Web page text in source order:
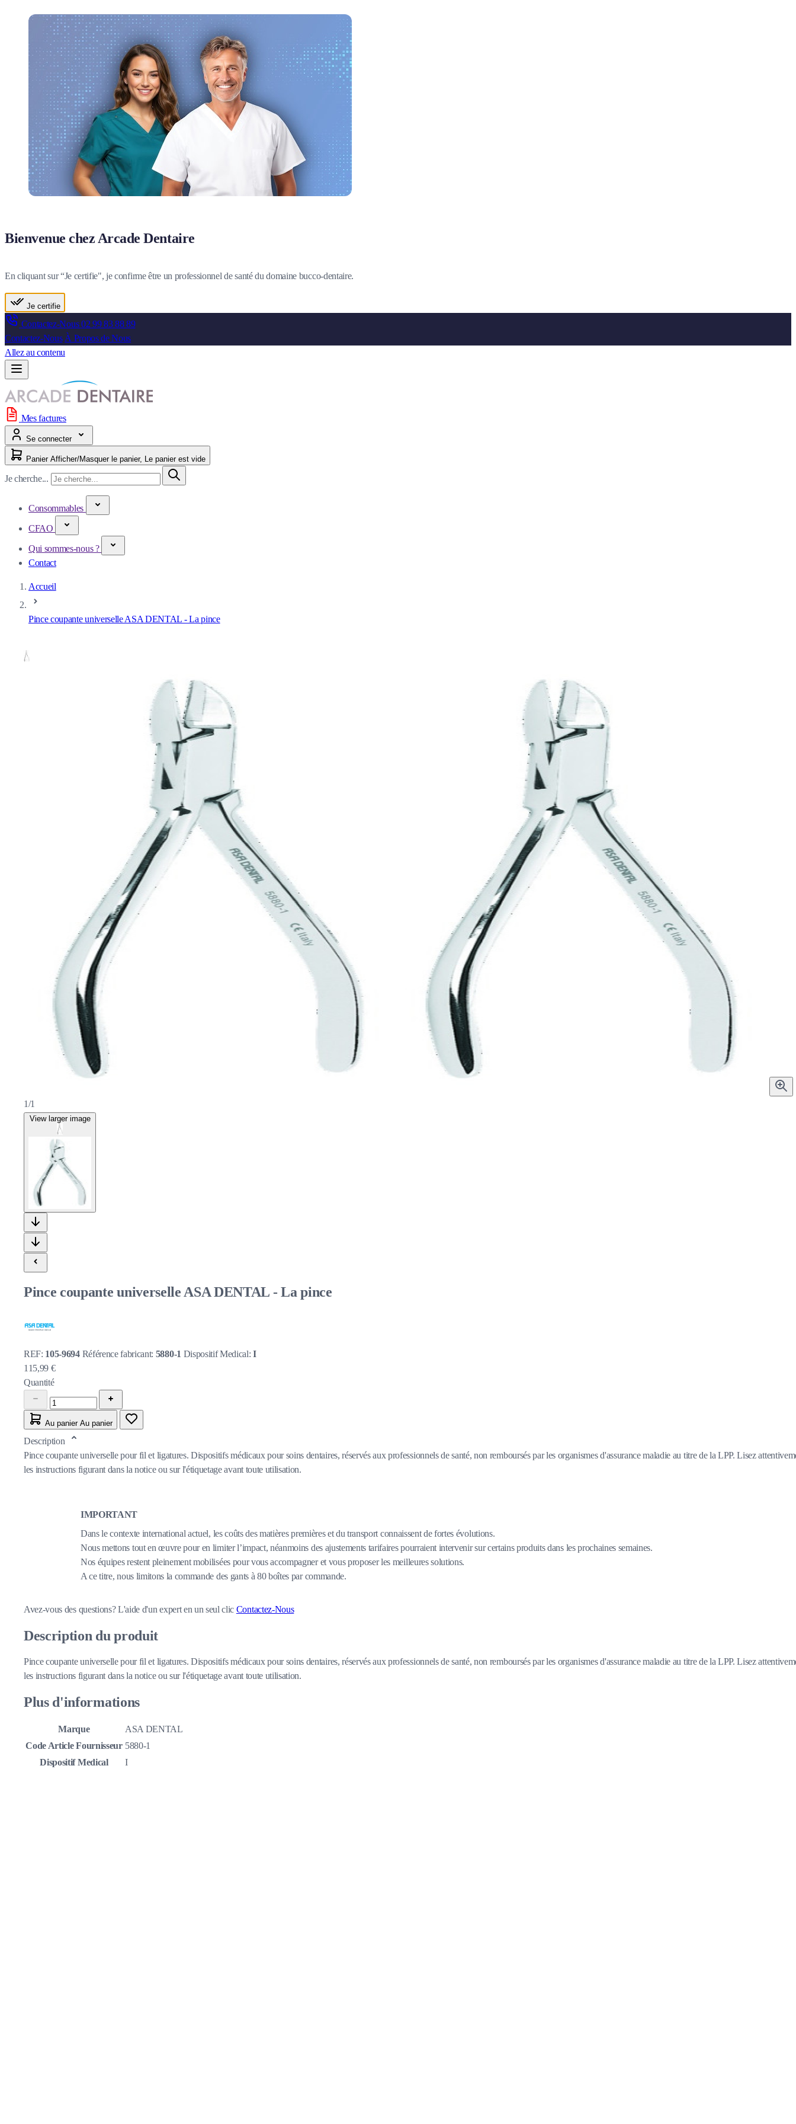
Bienvenue chez Arcade Dentaire
En cliquant sur “Je certifie", je confirme être un professionnel de santé du domaine bucco-dentaire.
Je certifie
Contactez-Nous02 99 83 88 89
Contactez-Nous À Propos de Nous
Allez au contenu
Mes factures
Se connecter
Panier Afficher/Masquer le panier, Le panier est vide
Je cherche...
Consommables
CFAO
Qui sommes-nous ?
Contact
Accueil
Pince coupante universelle ASA DENTAL - La pince
1/1
View larger image
Pince coupante universelle ASA DENTAL - La pince
REF: 105-9694 Référence fabricant: 5880-1 Dispositif Medical:I
115,99 €
Quantité
Au panier Au panier
Description
Pince coupante universelle pour fil et ligatures. Dispositifs médicaux pour soins dentaires, réservés aux professionnels de santé, non remboursés par les organismes d'assurance maladie au titre de la LPP. Lisez
les instructions figurant dans la notice ou sur l'étiquetage avant toute utilisation.
IMPORTANT
Dans le contexte international actuel, les coûts des matières premières et du transport connaissent de fortes évolutions.
Nous mettons tout en œuvre pour en limiter l’impact, néanmoins des ajustements tarifaires pourraient intervenir sur certains produits dans les prochaines semaines.
Nos équipes restent pleinement mobilisées pour vous accompagner et vous proposer les meilleures solutions.
A ce titre, nous limitons la commande des gants à 80 boîtes par commande.
Avez-vous des questions?L'aide d'un expert en un seul clic Contactez-Nous
Description du produit
Pince coupante universelle pour fil et ligatures. Dispositifs médicaux pour soins dentaires, réservés aux professionnels de santé, non remboursés par les organismes d'assurance maladie au titre de la LPP. Lisez
les instructions figurant dans la notice ou sur l'étiquetage avant toute utilisation.
Plus d'informations
Marque
ASA DENTAL
Code Article Fournisseur 5880-1
Dispositif Medical
I